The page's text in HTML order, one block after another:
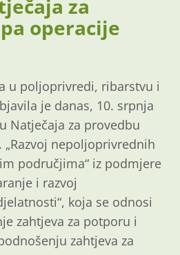
za
operacije
u poljoprivredi, ribarstvu i
je danas, 10. srpnja
Natječaja za provedbu
nepoljoprivrednih
područjima“ iz podmjere
i razvoj
koja se odnosi
zahtjeva za potporu i
zahtjeva za